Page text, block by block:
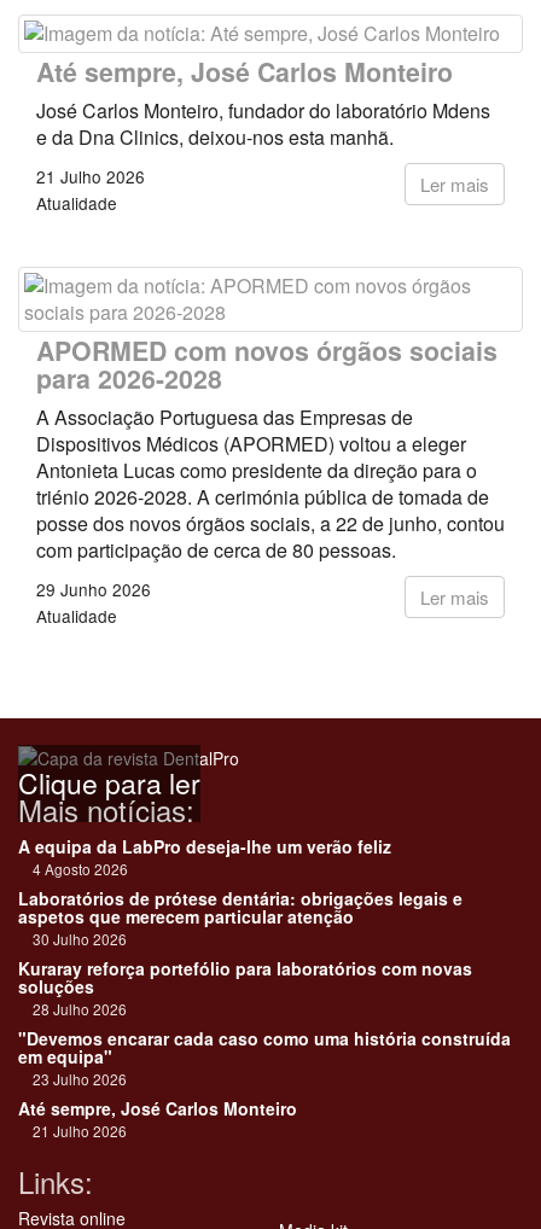
Até sempre, José Carlos Monteiro
José Carlos Monteiro, fundador do laboratório Mdens
e da Dna Clinics, deixou-nos esta manhã.
Ler mais
21 Julho 2026
Atualidade
APORMED com novos órgãos sociais
para 2026-2028
A Associação Portuguesa das Empresas de
Dispositivos Médicos (APORMED) voltou a eleger
Antonieta Lucas como presidente da direção para o
triénio 2026-2028. A cerimónia pública de tomada de
posse dos novos órgãos sociais, a 22 de junho, contou
com participação de cerca de 80 pessoas.
Ler mais
29 Junho 2026
Atualidade
Clique para ler
Mais notícias:
A equipa da LabPro deseja-lhe um verão feliz
4 Agosto 2026
Laboratórios de prótese dentária: obrigações legais e
aspetos que merecem particular atenção
30 Julho 2026
Kuraray reforça portefólio para laboratórios com novas
soluções
28 Julho 2026
"Devemos encarar cada caso como uma história construída
em equipa"
23 Julho 2026
Até sempre, José Carlos Monteiro
21 Julho 2026
Links:
Revista online